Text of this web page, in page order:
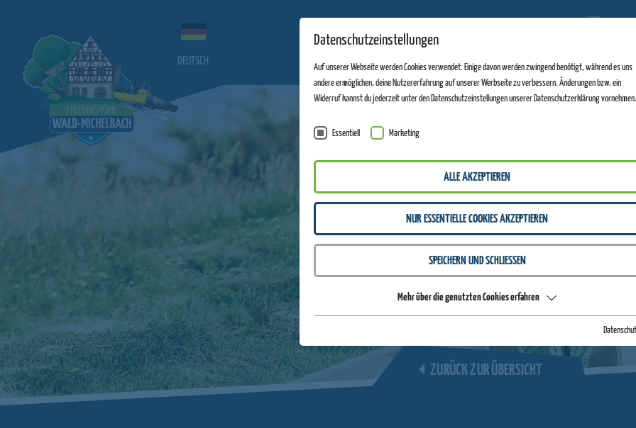
DEUTSCH
ZURÜCK ZUR ÜBERSICHT
Datenschutzeinstellungen
Auf unserer Webseite werden Cookies verwendet. Einige davon werden zwingend benötigt, während es uns
andere ermöglichen, deine Nutzererfahrung auf unserer Werbseite zu verbessern. Änderungen bzw. ein
Widerruf kannst du jederzeit unter den Datenschutzeinstellungen unserer Datenschutzerklärung vornehmen.
Essentiell Marketing
ALLE AKZEPTIEREN
NUR ESSENTIELLE COOKIES AKZEPTIEREN
SPEICHERN UND SCHLIESSEN
Mehr über die genutzten Cookies erfahren